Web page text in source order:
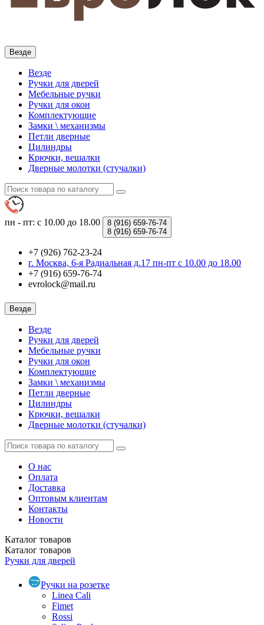
Везде
Везде
Ручки для дверей
Мебельные ручки
Ручки для окон
Комплектующие
Замки \ механизмы
Петли дверные
Цилиндры
Крючки, вешалки
Дверные молотки (стучалки)
пн - пт: с 10.00 до 18.00 8 (916) 659-76-74
8 (916) 659-76-74
+7 (926) 762-23-24
г. Москва, 6-я Радиальная д.17 пн-пт с 10.00 до 18.00
+7 (916) 659-76-74
evrolock@mail.ru
Везде
Везде
Ручки для дверей
Мебельные ручки
Ручки для окон
Комплектующие
Замки \ механизмы
Петли дверные
Цилиндры
Крючки, вешалки
Дверные молотки (стучалки)
О нас
Оплата
Доставка
Оптовым клиентам
Контакты
Новости
Каталог товаров
Каталог товаров
Ручки для дверей
Ручки на розетке
Linea Cali
Fimet
Rossi